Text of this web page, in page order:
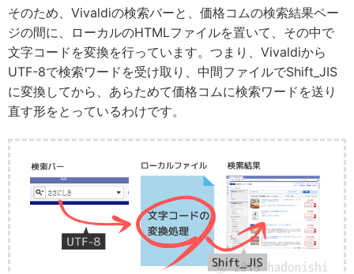
そのため、Vivaldiの検索バーと、価格コムの検索結果ペー
ジの間に、ローカルのHTMLファイルを置いて、その中で
文字コードを変換を行っています。つまり、Vivaldiから
UTF-8で検索ワードを受け取り、中間ファイルでShift_JIS
に変換してから、あらためて価格コムに検索ワードを送り
直す形をとっているわけです。